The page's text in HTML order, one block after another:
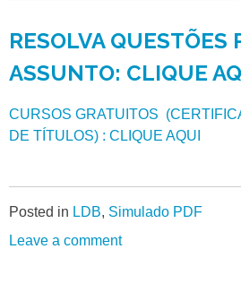
RESOLVA QUESTÕES
ASSUNTO: CLIQUE
CURSOS GRATUITOS
DE TÍTULOS) : CLIQUE AQUI
Posted in LDB, Simulado PDF
Leave a comment